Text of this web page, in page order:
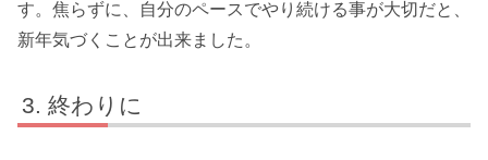
す。焦らずに、自分のペースでやり続ける事が大切だと、
新年気づくことが出来ました。
終わりに